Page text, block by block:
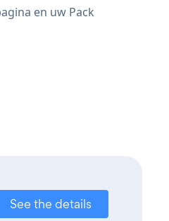
en uw Pack
See the details